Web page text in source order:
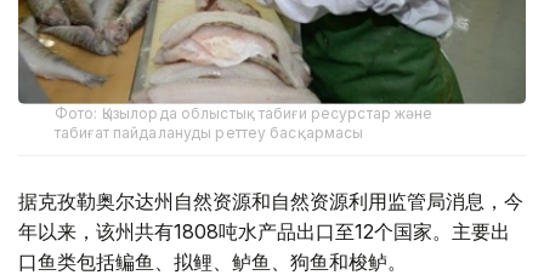
Фото: Қызылорда облыстық табиғи ресурстар және
табиғат пайдалануды реттеу басқармасы
据克孜勒奥尔达州自然资源和自然资源利用监管局消息，今
年以来，该州共有1808吨水产品出口至12个国家。主要出
口鱼类包括鳊鱼、拟鲤、鲈鱼、狗鱼和梭鲈。